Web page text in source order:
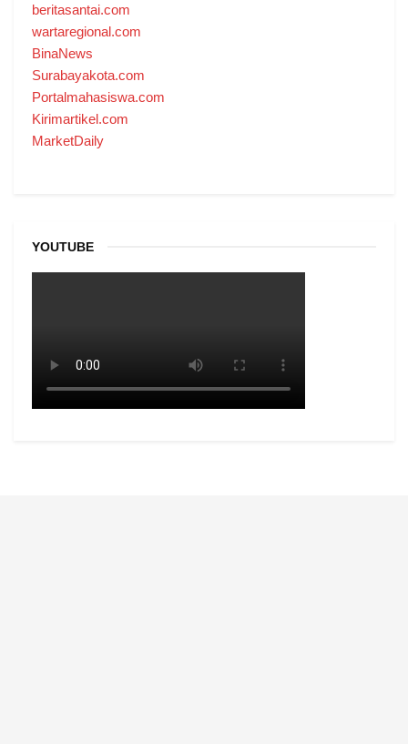
beritasantai.com
wartaregional.com
BinaNews
Surabayakota.com
Portalmahasiswa.com
Kirimartikel.com
MarketDaily
YOUTUBE